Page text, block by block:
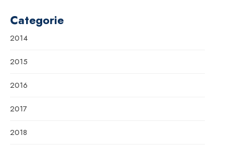
Categorie
2014
2015
2016
2017
2018